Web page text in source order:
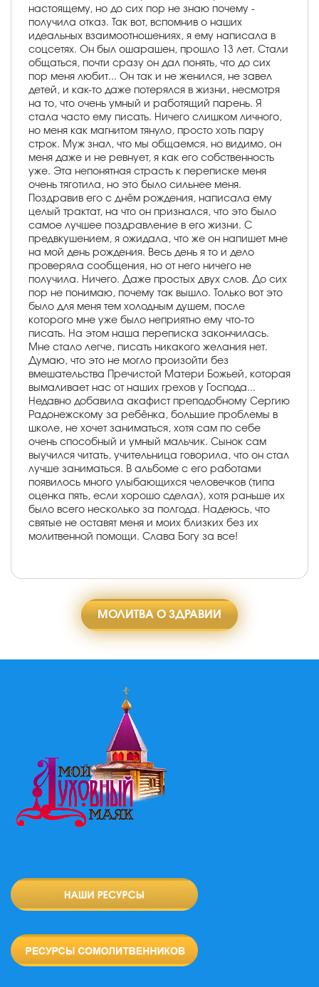
настоящему, но до сих пор не знаю почему -
получила отказ. Так вот, вспомнив о наших
идеальных взаимоотношениях, я ему написала в
соцсетях. Он был ошарашен, прошло 13 лет. Стали
общаться, почти сразу он дал понять, что до сих
пор меня любит... Он так и не женился, не завел
детей, и как-то даже потерялся в жизни, несмотря
на то, что очень умный и работящий парень. Я
стала часто ему писать. Ничего слишком личного,
но меня как магнитом тянуло, просто хоть пару
строк. Муж знал, что мы общаемся, но видимо, он
меня даже и не ревнует, я как его собственность
уже. Эта непонятная страсть к переписке меня
очень тяготила, но это было сильнее меня.
Поздравив его с днём рождения, написала ему
целый трактат, на что он признался, что это было
самое лучшее поздравление в его жизни. С
предвкушением, я ожидала, что же он напишет мне
на мой день рождения. Весь день я то и дело
проверяла сообщения, но от него ничего не
получила. Ничего. Даже простых двух слов. До сих
пор не понимаю, почему так вышло. Только вот это
было для меня тем холодным душем, после
которого мне уже было неприятно ему что-то
писать. На этом наша переписка закончилась.
Мне стало легче, писать никакого желания нет.
Думаю, что это не могло произойти без
вмешательства Пречистой Матери Божьей, которая
вымаливает нас от наших грехов у Господа...
Недавно добавила акафист преподобному Сергию
Радонежскому за ребёнка, большие проблемы в
школе, не хочет заниматься, хотя сам по себе
очень способный и умный мальчик. Сынок сам
выучился читать, учительница говорила, что он стал
лучше заниматься. В альбоме с его работами
появилось много улыбающихся человечков (типа
оценка пять, если хорошо сделал), хотя раньше их
было всего несколько за полгода. Надеюсь, что
святые не оставят меня и моих близких без их
молитвенной помощи. Слава Богу за все!
МОЛИТВА О ЗДРАВИИ